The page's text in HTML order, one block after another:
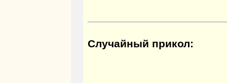
Случайный прикол: